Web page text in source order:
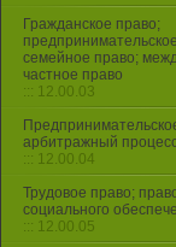
Гражданское право;
семейное право;
частное право
::: 12.00.03
арбитражный
::: 12.00.04
Трудовое право;
социального
::: 12.00.05